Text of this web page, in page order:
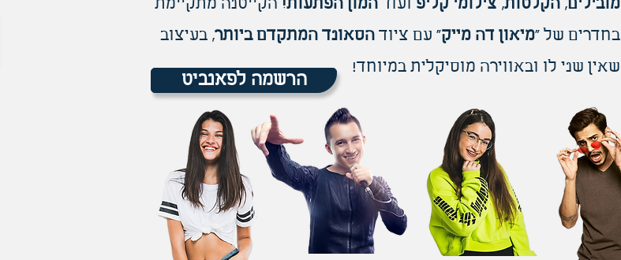
מובילים, הקלטות, צילומי קליפ ועוד המון הפתעות! הקייטנה מתקיימת
בחדרים של "מיאון דה מייק" עם ציוד הסאונד המתקדם ביותר, בעיצוב
שאין שני לו ובאווירה מוסיקלית במיוחד!
הרשמה לפאנביט